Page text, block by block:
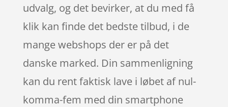
udvalg, og det bevirker, at du med få
klik kan finde det bedste tilbud, i de
mange webshops der er på det
danske marked. Din sammenligning
kan du rent faktisk lave i løbet af nul-
komma-fem med din smartphone